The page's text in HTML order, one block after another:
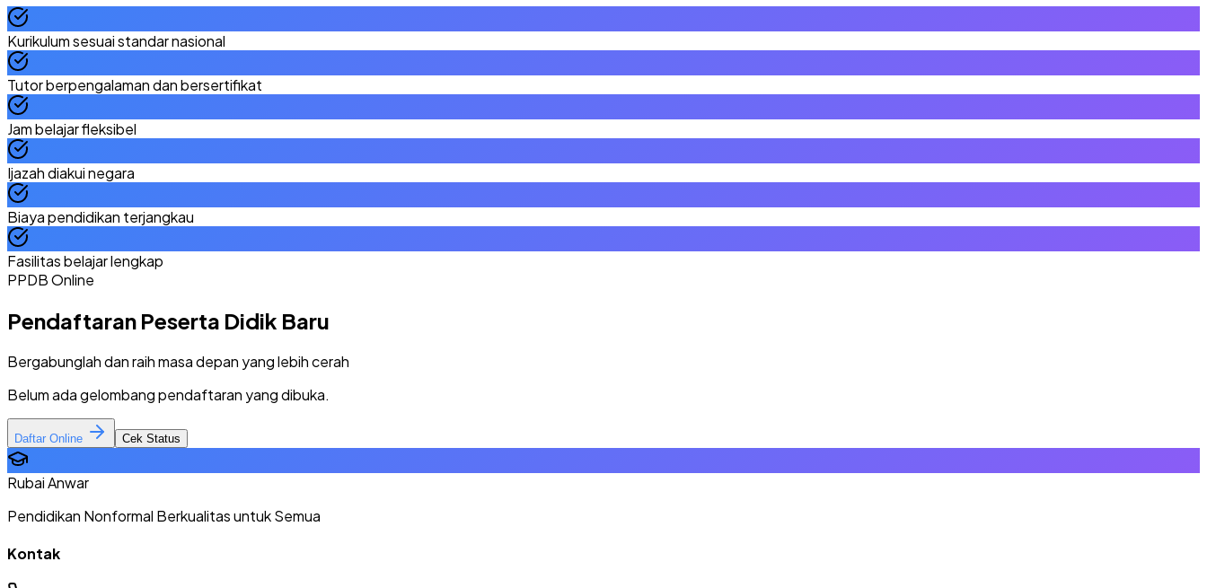
Kurikulum sesuai standar nasional
Tutor berpengalaman dan bersertifikat
Jam belajar fleksibel
Ijazah diakui negara
Biaya pendidikan terjangkau
Fasilitas belajar lengkap
PPDB Online
Pendaftaran Peserta Didik Baru
Bergabunglah dan raih masa depan yang lebih cerah
Belum ada gelombang pendaftaran yang dibuka.
Daftar Online Cek Status
Rubai Anwar
Pendidikan Nonformal Berkualitas untuk Semua
Kontak